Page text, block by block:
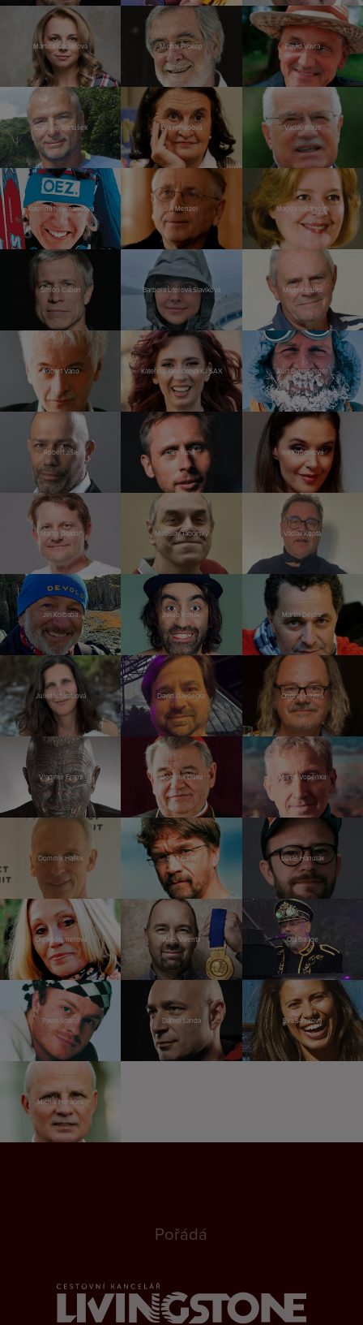
Martina Kociánová Michal Prokop David Vávra
Stanislav Bartůšek Eva Holubová Václav Klaus
Kateřina Neumannová Jiří Menzel Magda Vášáryová
Šimon Caban Barbora Literová Slavíková Milan Kňažko
Robert Vano Kateřina Janečková KJ SAX Kurt Diemberger
Robert Jíša Jan Tuna Iva Kubelková
Martin Doktor Miroslav Táborský Václav Kopta
Jiří Kolbaba Jakub Kohák Martin Dejdar
Juliet Navrátilová David Gaydečka Ondřej Hejma
Vladimír Franz Dominik Duka Martin Vopěnka
Dominik Hašek Dan Bárta Lukáš Hanulák
Olga Sommerová Aleš Valenta Ota Balage
Pavel Šporcl Daniel Landa Eva Samková
Michal Horáček
Pořádá